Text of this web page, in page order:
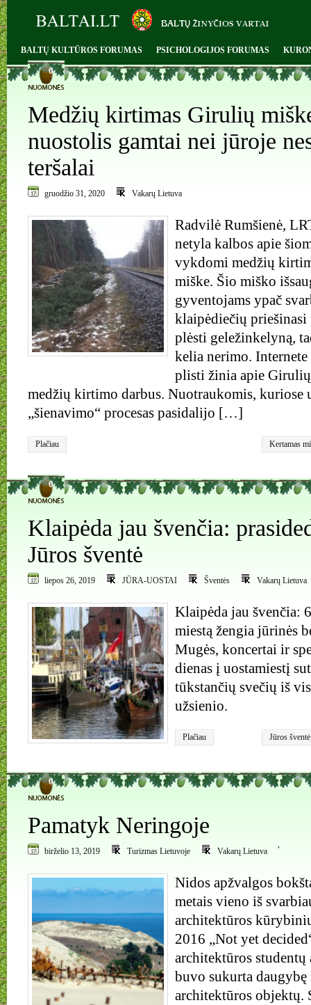
BALTŲ KULTŪROS FORUMAS PSICHOLOGIJOS FORUMAS
0
Medžių kirtimas Girulių
nuostolis gamtai nei jūroje
teršalai
gruodžio 31, 2020 Vakarų Lietuva
Radvilė Rumšienė,
netyla kalbos apie
vykdomi medžių
miške. Šio miško
gyventojams ypač
klaipėdiečių priešinasi
plėsti geležinkelyną,
kelia nerimo.
plisti žinia apie
medžių kirtimo darbus. Nuotraukomis, kuriose
„šienavimo“ procesas pasidalijo […]
Plačiau Kertamas
0
Klaipėda jau švenčia:
Jūros šventė
liepos 26, 2019 JŪRA-UOSTAI Šventės Vakarų Lietuva
Klaipėda jau švenčia:
miestą žengia jūrinės
Mugės, koncertai ir
dienas į uostamiestį
tūkstančių svečių iš
užsienio.
Plačiau Jūros šventė
0
Pamatyk Neringoje
birželio 13, 2019 Turizmas Lietuvoje
,
Vakarų Lietuva
Nidos apžvalgos
metais vieno iš
architektūros
2016 „Not yet
architektūros studentų
buvo sukurta daugybę
architektūros objektų.